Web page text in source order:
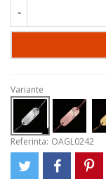
-
Variante
Referinta: OAGL0242